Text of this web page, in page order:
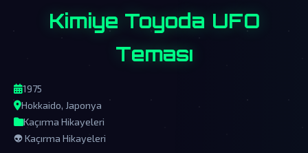
Kimiye Toyoda UFO
Teması
1975
Hokkaido, Japonya
Kaçırma Hikayeleri
👽 Kaçırma Hikayeleri